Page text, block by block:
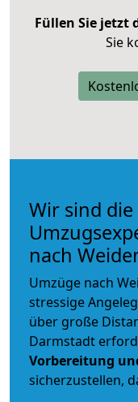
Füllen Sie jetzt
Sie
Wir sind die
nach
Umzüge nach
stressige
über große
Darmstadt
Vorbereitung
sicherzustellen,